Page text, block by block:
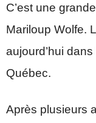
C’est une
Mariloup Wolfe.
aujourd’hui
Québec.
Après plusieurs